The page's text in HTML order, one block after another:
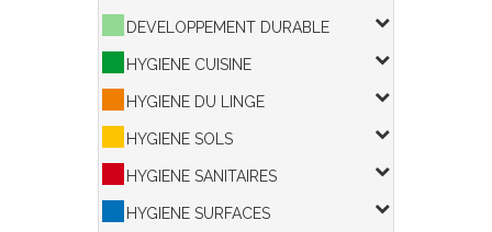
DEVELOPPEMENT DURABLE
HYGIENE CUISINE
HYGIENE DU LINGE
HYGIENE SOLS
HYGIENE SANITAIRES
HYGIENE SURFACES